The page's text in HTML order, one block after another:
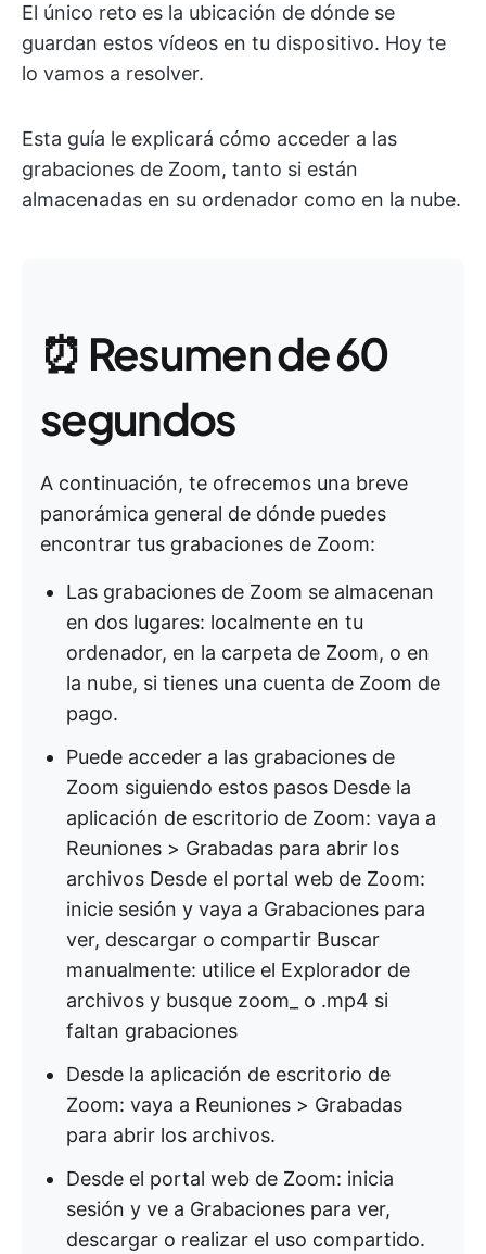
El único reto es la ubicación de dónde se
guardan estos vídeos en tu dispositivo. Hoy te
lo vamos a resolver.
Esta guía le explicará cómo acceder a las
grabaciones de Zoom, tanto si están
almacenadas en su ordenador como en la nube.
⏰ Resumen de 60
segundos
A continuación, te ofrecemos una breve
panorámica general de dónde puedes
encontrar tus grabaciones de Zoom:
Las grabaciones de Zoom se almacenan
en dos lugares: localmente en tu
ordenador, en la carpeta de Zoom, o en
la nube, si tienes una cuenta de Zoom de
pago.
Puede acceder a las grabaciones de
Zoom siguiendo estos pasos Desde la
aplicación de escritorio de Zoom: vaya a
Reuniones > Grabadas para abrir los
archivos Desde el portal web de Zoom:
inicie sesión y vaya a Grabaciones para
ver, descargar o compartir Buscar
manualmente: utilice el Explorador de
archivos y busque zoom_ o .mp4 si
faltan grabaciones
Desde la aplicación de escritorio de
Zoom: vaya a Reuniones > Grabadas
para abrir los archivos.
Desde el portal web de Zoom: inicia
sesión y ve a Grabaciones para ver,
descargar o realizar el uso compartido.